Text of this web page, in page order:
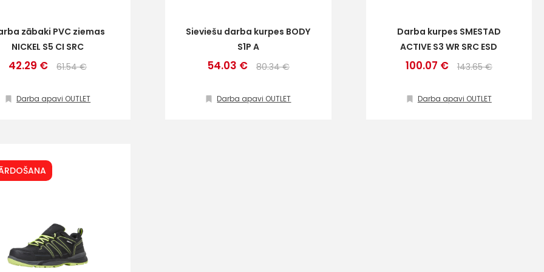
zābaki PVC ziemas
NICKEL S5 CI SRC
42.29 € 61.54 €
Darba apavi OUTLET
Sieviešu darba kurpes BODY
S1P A
54.03 € 80.34 €
Darba apavi OUTLET
Darba kurpes SMESTAD
ACTIVE S3 WR SRC ESD
100.07 € 143.65 €
Darba apavi OUTLET